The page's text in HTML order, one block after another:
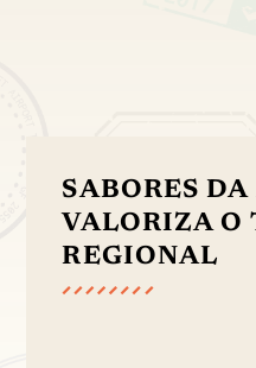
SABORES
VALORIZA O
REGIONAL